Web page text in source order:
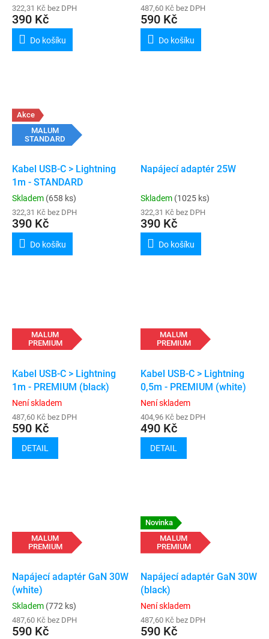
322,31 Kč bez DPH
390 Kč
Do košíku
487,60 Kč bez DPH
590 Kč
Do košíku
Akce
MALUM
STANDARD
Kabel USB-C > Lightning
1m - STANDARD
Skladem (658 ks)
322,31 Kč bez DPH
390 Kč
Do košíku
Napájecí adaptér 25W
Skladem (1025 ks)
322,31 Kč bez DPH
390 Kč
Do košíku
MALUM
PREMIUM
Kabel USB-C > Lightning
1m - PREMIUM (black)
Není skladem
487,60 Kč bez DPH
590 Kč
DETAIL
MALUM
PREMIUM
Kabel USB-C > Lightning
0,5m - PREMIUM (white)
Není skladem
404,96 Kč bez DPH
490 Kč
DETAIL
MALUM
PREMIUM
Napájecí adaptér GaN 30W
(white)
Skladem (772 ks)
487,60 Kč bez DPH
590 Kč
Novinka
MALUM
PREMIUM
Napájecí adaptér GaN 30W
(black)
Není skladem
487,60 Kč bez DPH
590 Kč